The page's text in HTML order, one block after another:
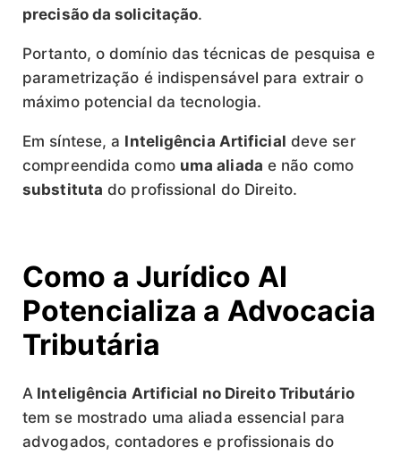
precisão da solicitação.
Portanto, o domínio das técnicas de pesquisa e
parametrização é indispensável para extrair o
máximo potencial da tecnologia.
Em síntese, a Inteligência Artificial deve ser
compreendida como uma aliada e não como
substituta do profissional do Direito.
Como a Jurídico AI
Potencializa a Advocacia
Tributária
A Inteligência Artificial no Direito Tributário
tem se mostrado uma aliada essencial para
advogados, contadores e profissionais do